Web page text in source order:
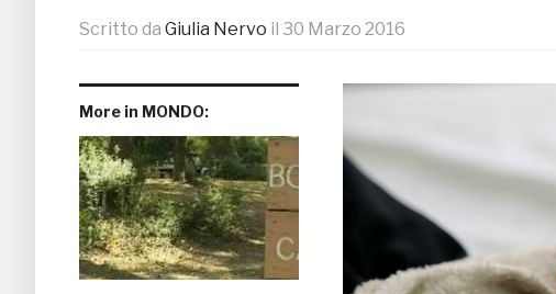
Scritto da Giulia Nervo il 30 Marzo 2016
More in MONDO: